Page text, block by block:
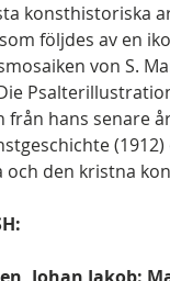
konsthistoriska
följdes av en
von S.
från hans senare
och den kristna